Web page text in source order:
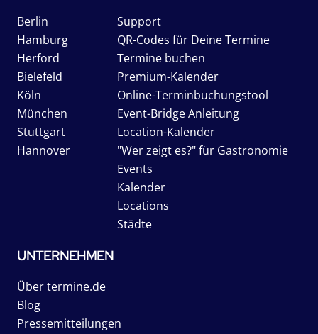
Berlin
Hamburg
Herford
Bielefeld
Köln
München
Stuttgart
Hannover
Support
QR-Codes für Deine Termine
Termine buchen
Premium-Kalender
Online-Terminbuchungstool
Event-Bridge Anleitung
Location-Kalender
"Wer zeigt es?" für Gastronomie
Events
Kalender
Locations
Städte
UNTERNEHMEN
Über termine.de
Blog
Pressemitteilungen